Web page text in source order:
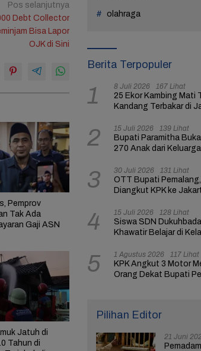
Pos selanjutnya
Debt Collector
Bisa Lapor
OJK di Sini
Pemprov
Tak Ada
Gaji ASN
Jatuh di
Tahun di
olahraga
Berita Terpopuler
1 8 Juli 2026 167 Lihat
25 Ekor Kambing Mati
Kandang Terbakar di
2 15 Juli 2026 139 Lihat
Bupati Paramitha
270 Anak dari
3 30 Juli 2026 131 Lihat
OTT Bupati
Diangkut KPK ke
4 15 Juli 2026 128 Lihat
Siswa SDN
Khawatir Belajar di
5 1 Agustus 2026 117 Lihat
KPK Angkut 3 Motor
Orang Dekat Bupati
Pilihan Editor
21 Juni